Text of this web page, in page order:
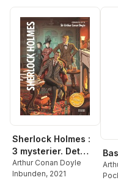
Sherlock Holmes :
3 mysterier. Det
spräckliga bandet ;
De rödhårigas
Arthur Conan Doyle
Inbunden, 2021